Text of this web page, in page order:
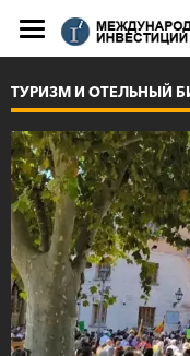
ТУРИЗМ И ОТЕЛЬНЫЙ